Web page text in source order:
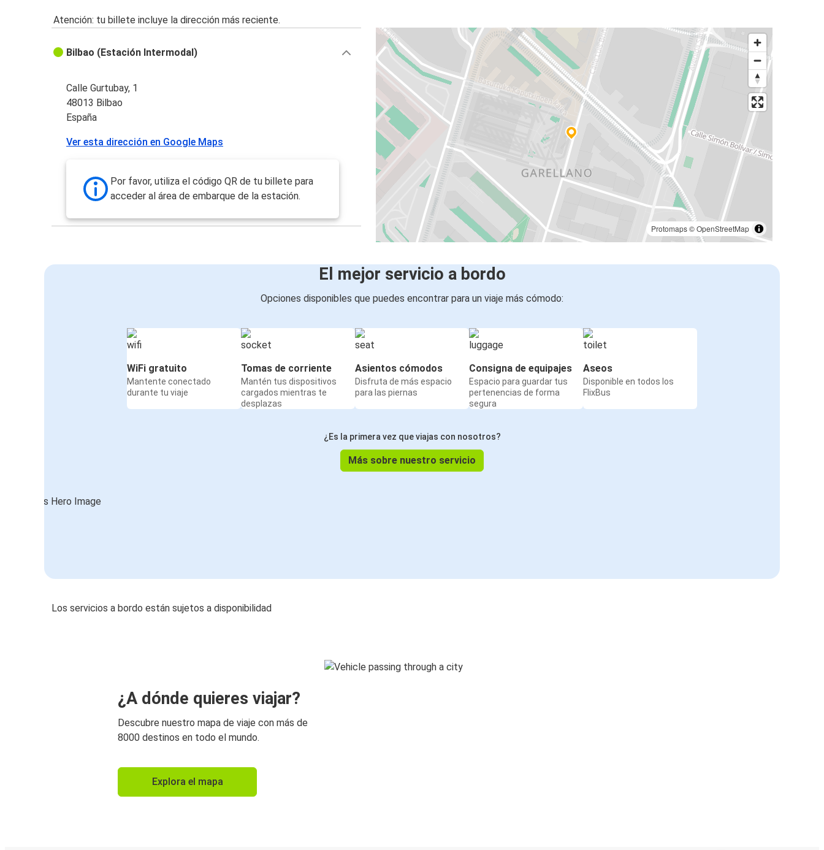
Atención: tu billete incluye la dirección más reciente.
Protomaps©OpenStreetMap
Bilbao (Estación Intermodal)
Calle Gurtubay, 1
48013 Bilbao
España
Ver esta dirección en Google Maps
Por favor, utiliza el código QR de tu billete para
acceder al área de embarque de la estación.
El mejor servicio a bordo
Opciones disponibles que puedes encontrar para un viaje más cómodo:
WiFi gratuito
Mantente conectado
durante tu viaje
Tomas de corriente
Mantén tus dispositivos
cargados mientras te
desplazas
Asientos cómodos
Disfruta de más espacio
para las piernas
Consigna de equipajes
Espacio para guardar tus
pertenencias de forma
segura
Aseos
Disponible en todos los
FlixBus
¿Es la primera vez que viajas con nosotros?
Más sobre nuestro servicio
Los servicios a bordo están sujetos a disponibilidad
¿A dónde quieres viajar?
Descubre nuestro mapa de viaje con más de
8000 destinos en todo el mundo.
Explora el mapa